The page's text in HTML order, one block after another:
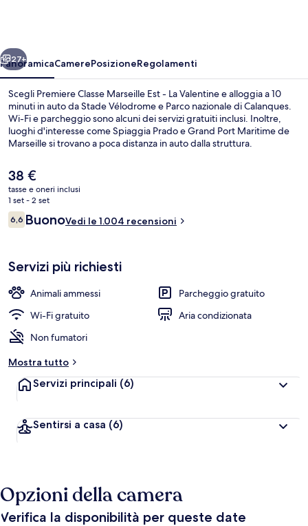
La
Valentine
Avanti
27+
PanoramicaCamerePosizioneRegolamenti
Scegli Premiere Classe Marseille Est - La Valentine e alloggia a 10
minuti in auto da Stade Vélodrome e Parco nazionale di Calanques.
Wi-Fi e parcheggio sono alcuni dei servizi gratuiti inclusi. Inoltre,
luoghi d'interesse come Spiaggia Prado e Grand Port Maritime de
Marseille si trovano a poca distanza in auto dalla struttura.
Il
prezzo
attuale
è
38 €
38 €
tasse e oneri inclusi
1 set - 2 set
Recensioni
6,66,6 su 10
BuonoVedi le 1.004 recensioni
Servizi più richiesti
Animali ammessi
Parcheggio gratuito
Wi-Fi gratuito
Aria condizionata
Non fumatori
Mostra tutto
Servizi principali (6)
Sentirsi a casa (6)
Opzioni della camera
Verifica la disponibilità per queste date